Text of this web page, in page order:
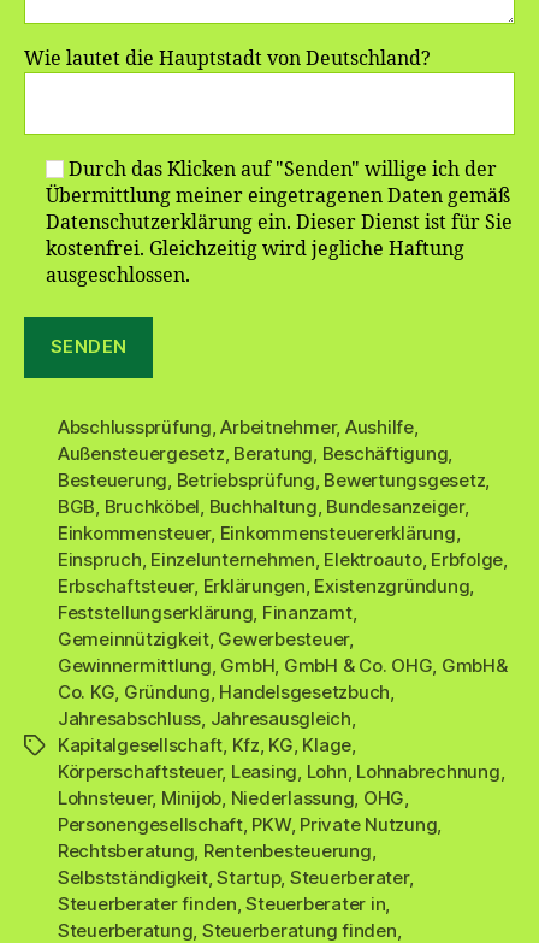
Wie lautet die Hauptstadt von Deutschland?
Durch das Klicken auf "Senden" willige ich der
Übermittlung meiner eingetragenen Daten gemäß
Datenschutzerklärung ein. Dieser Dienst ist für Sie
kostenfrei. Gleichzeitig wird jegliche Haftung
ausgeschlossen.
Schlagwörter
Abschlussprüfung ,Arbeitnehmer, Aushilfe,
Außensteuergesetz Beratung Beschäftigung
Besteuerung Betriebsprüfung Bewertungsgesetz
BGB Bruchköbel Buchhaltung Bundesanzeiger,
Einkommensteuer, Einkommensteuererklärung
Einspruch Einzelunternehmen Elektroauto, Erbfolge
Erbschaftsteuer, Erklärungen Existenzgründung
Feststellungserklärung Finanzamt,
Gemeinnützigkeit, Gewerbesteuer,
Gewinnermittlung GmbH GmbH & Co. OHG GmbH&
Co. KG Gründung Handelsgesetzbuch
Jahresabschluss Jahresausgleich
Kapitalgesellschaft Kfz KG Klage
Körperschaftsteuer, Leasing Lohn Lohnabrechnung
Lohnsteuer, Minijob Niederlassung OHG
Personengesellschaft, PKW, Private Nutzung
Rechtsberatung Rentenbesteuerung
Selbstständigkeit,Startup, Steuerberater,
Steuerberater finden ,Steuerberater in
Steuerberatung Steuerberatung finden